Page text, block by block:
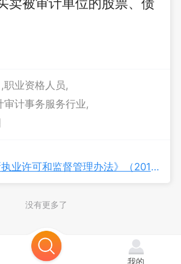
卖被审计单位的股票、债
,职业资格人员,
审计事务服务行业,
《会计师事务所执业许可和监督管理办法》（2019年修订）
没有更多了
我的